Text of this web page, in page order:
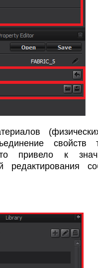
свойств
привело к
редактирования